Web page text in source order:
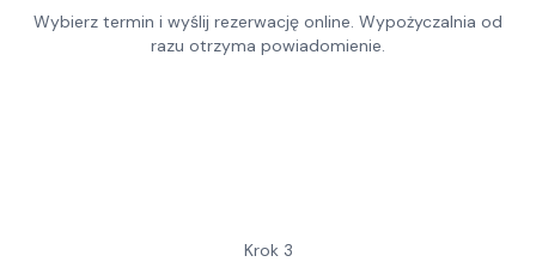
Wybierz termin i wyślij rezerwację online. Wypożyczalnia od
razu otrzyma powiadomienie.
Krok 3